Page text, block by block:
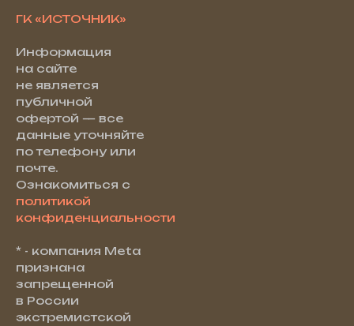
ГК «ИСТОЧНИК»
Информация
на сайте
не является
публичной
офертой — все
данные уточняйте
по телефону или
почте.
Ознакомиться с
политикой
конфиденциальности
* - компания Meta
признана
запрещенной
в России
экстремистской